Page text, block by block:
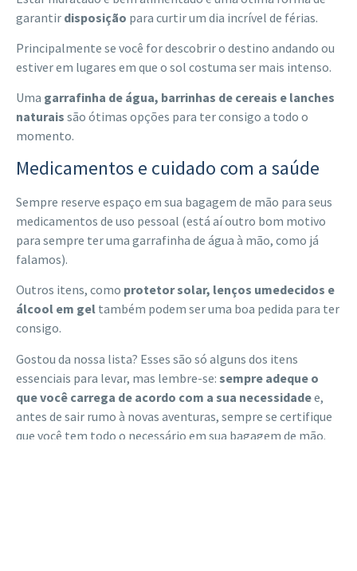
garantir disposição para curtir um dia incrível de férias.
Principalmente se você for descobrir o destino andando ou
estiver em lugares em que o sol costuma ser mais intenso.
Uma garrafinha de água, barrinhas de cereais e lanches
naturais são ótimas opções para ter consigo a todo o
momento.
Medicamentos e cuidado com a saúde
Sempre reserve espaço em sua bagagem de mão para seus
medicamentos de uso pessoal (está aí outro bom motivo
para sempre ter uma garrafinha de água à mão, como já
falamos).
Outros itens, como protetor solar, lenços umedecidos e
álcool em gel também podem ser uma boa pedida para ter
consigo.
Gostou da nossa lista? Esses são só alguns dos itens
essenciais para levar, mas lembre-se: sempre adeque o
que você carrega de acordo com a sua necessidadee,
antes de sair rumo à novas aventuras, sempre se certifique
que você tem todo o necessário em sua bagagem de mão.